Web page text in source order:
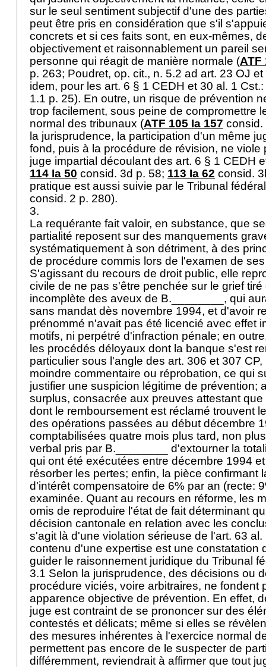
sur le seul sentiment subjectif d'une des
peut être pris en considération que s'il
concrets et si ces faits sont, en eux-mêmes,
objectivement et raisonnablement un pareil
personne qui réagit de manière normale (ATF
p. 263; Poudret, op. cit., n. 5.2 ad art. 23 OJ et
idem, pour les art. 6 § 1 CEDH et 30 al. 1 Cst.:
1.1 p. 25). En outre, un risque de prévention
trop facilement, sous peine de compromettre
normal des tribunaux (ATF 105 Ia 157 consid.
la jurisprudence, la participation d'un même
fond, puis à la procédure de révision, ne viole
juge impartial découlant des art. 6 § 1 CEDH
114 Ia 50 consid. 3d p. 58; 113 Ia 62 consid.
pratique est aussi suivie par le Tribunal
consid. 2 p. 280).
3.
La requérante fait valoir, en substance, que
partialité reposent sur des manquements
systématiquement à son détriment, à des
de procédure commis lors de l'examen de
S'agissant du recours de droit public, elle
civile de ne pas s'être penchée sur le grief
incomplète des aveux de B.________, qui
sans mandat dès novembre 1994, et d'avoir
prénommé n'avait pas été licencié avec effet
motifs, ni perpétré d'infraction pénale; en
les procédés déloyaux dont la banque s'est
particulier sous l'angle des art. 306 et 307 CP,
moindre commentaire ou réprobation, ce qui
justifier une suspicion légitime de prévention;
surplus, consacrée aux preuves attestant
dont le remboursement est réclamé trouvent
des opérations passées au début décembre
comptabilisées quatre mois plus tard, non
verbal pris par B.________ d'extourner la
qui ont été exécutées entre décembre 1994
résorber les pertes; enfin, la pièce confirmant
d'intérêt compensatoire de 6% par an (recte:
examinée. Quant au recours en réforme, les
omis de reproduire l'état de fait déterminant
décision cantonale en relation avec les
s'agit là d'une violation sérieuse de l'art. 63 al.
contenu d'une expertise est une constatation
guider le raisonnement juridique du Tribunal
3.1 Selon la jurisprudence, des décisions ou
procédure viciés, voire arbitraires, ne fondent
apparence objective de prévention. En effet,
juge est contraint de se prononcer sur des
contestés et délicats; même si elles se
des mesures inhérentes à l'exercice normal
permettent pas encore de le suspecter de
différemment, reviendrait à affirmer que tout